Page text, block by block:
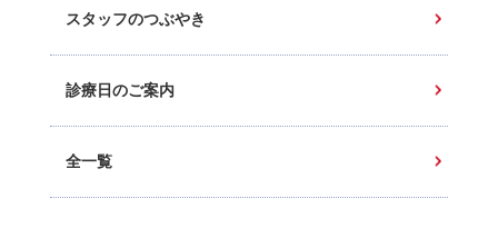
スタッフのつぶやき
診療日のご案内
全一覧